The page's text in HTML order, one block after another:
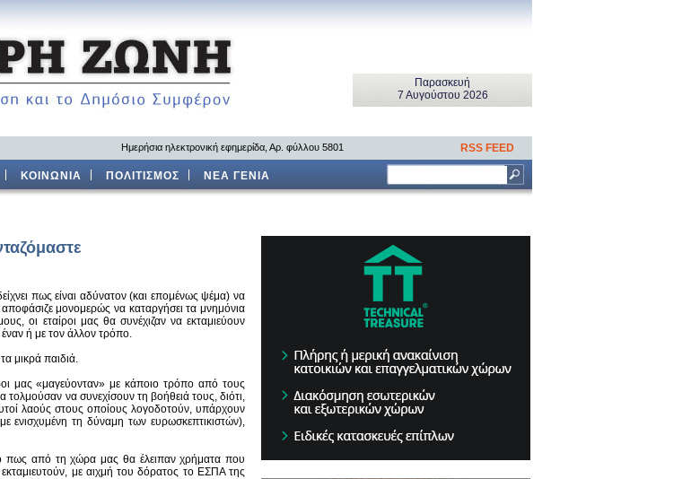
Παρασκευή
7 Αυγούστου 2026
Ημερήσια ηλεκτρονική εφημερίδα, Αρ. φύλλου 5801 RSS FEED
ΚΟΙΝΩΝΙΑ ΠΟΛΙΤΙΣΜΟΣ ΝΕΑ ΓΕΝΙΑ
πως είναι αδύνατον (και επομένως ψέμα) να
μονομερώς να καταργήσει τα μνημόνια
οι εταίροι μας θα συνέχιζαν να εκταμιεύουν
ή με τον άλλον τρόπο.
μικρά παιδιά.
μας «μαγεύονταν» με κάποιο τρόπο από τους
τολμούσαν να συνεχίσουν τη βοήθειά τους, διότι,
λαούς στους οποίους λογοδοτούν, υπάρχουν
με ενισχυμένη τη δύναμη των ευρωσκεπτικιστών),
πως από τη χώρα μας θα έλειπαν χρήματα που
εκταμιευτούν, με αιχμή του δόρατος το ΕΣΠΑ της